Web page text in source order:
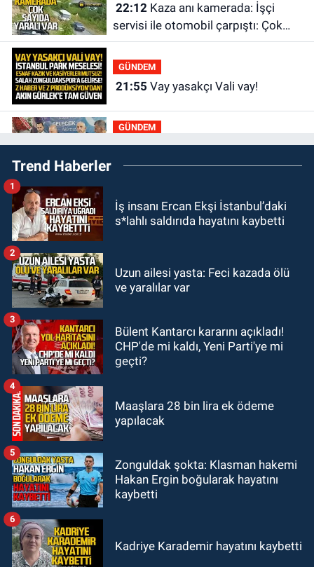
22:12Kaza anı kamerada: İşçi
servisi ile otomobil çarpıştı: Çok
sayıda yaralı var
GÜNDEM
21:55 Vay yasakçı Vali vay!
GÜNDEM
20:30MHP’de sandıklar açıldı yeni
başkan belli oldu
20:11İlçeyi sel aldı: Başkan
çizmeleri giydi çalışmalara katıldı
19:58Yangın korkuttu: 3 katlı evin
GÜNDEM
18:35Filyos’ta 2 kişiyi dalgalar
yuttu: 1 kişi hayatını kaybetti 1 kişi
Trend Haberler
İş insanı Ercan Ekşi İstanbul’daki
s*lahlı saldırıda hayatını kaybetti
1
Uzun ailesi yasta: Feci kazada ölü
ve yaralılar var
2
Bülent Kantarcı kararını açıkladı!
CHP'de mi kaldı, Yeni Parti'ye mi
geçti?
3
Maaşlara 28 bin lira ek ödeme
yapılacak
4
Zonguldak şokta: Klasman hakemi
Hakan Ergin boğularak hayatını
kaybetti
5
Kadriye Karademir hayatını kaybetti
6